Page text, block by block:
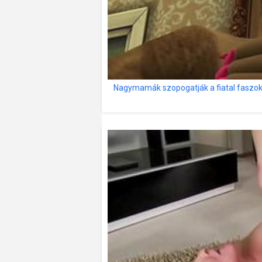
Nagymamák szopogatják a fiatal